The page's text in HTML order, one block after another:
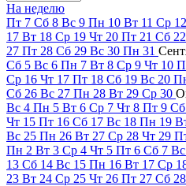
На неделю
Пт 7 Сб 8 Вс 9 Пн 10 Вт 11 Ср 12
17 Вт 18 Ср 19 Чт 20 Пт 21 Сб 22
27 Пт 28 Сб 29 Вс 30 Пн 31
Сб 5 Вс 6 Пн 7 Вт 8 Ср 9 Чт 10
Ср 16 Чт 17 Пт 18 Сб 19 Вс 20
Сб 26 Вс 27 Пн 28 Вт 29 Ср 30
Вс 4 Пн 5 Вт 6 Ср 7 Чт 8 Пт 9 Сб
Чт 15 Пт 16 Сб 17 Вс 18 Пн 19
Вс 25 Пн 26 Вт 27 Ср 28 Чт 29
Пн 2 Вт 3 Ср 4 Чт 5 Пт 6 Сб 7 Вс
13 Сб 14 Вс 15 Пн 16 Вт 17 Ср
23 Вт 24 Ср 25 Чт 26 Пт 27 Сб 28